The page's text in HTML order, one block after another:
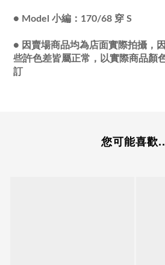
● Model 小編：170/68 穿 S
● 因賣場商品均為店面實際拍攝，
些許色差皆屬正常，以實際商品顏
訂
您可能喜歡